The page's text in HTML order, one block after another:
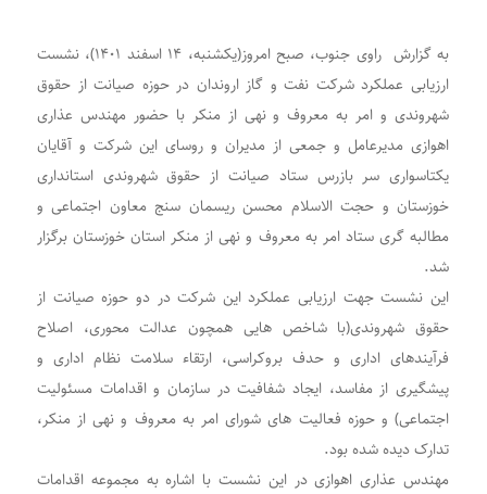
به گزارش راوی جنوب، صبح امروز(یکشنبه، ۱۴ اسفند ۱۴۰۱)، نشست
ارزیابی عملکرد شرکت نفت و گاز اروندان در حوزه صیانت از حقوق
شهروندی و امر به معروف و نهی از منکر با حضور مهندس عذاری
اهوازی مدیرعامل و جمعی از مدیران و روسای این شرکت و آقایان
یکتاسواری سر بازرس ستاد صیانت از حقوق شهروندی استانداری
خوزستان و حجت الاسلام محسن ریسمان سنج معاون اجتماعی و
مطالبه گری ستاد امر به معروف و نهی از منکر استان خوزستان برگزار
شد.
این نشست جهت ارزیابی عملکرد این شرکت در دو حوزه صیانت از
حقوق شهروندی(با شاخص هایی همچون عدالت محوری، اصلاح
فرآیندهای اداری و حدف بروکراسی، ارتقاء سلامت نظام اداری و
پیشگیری از مفاسد، ایجاد شفافیت در سازمان و اقدامات مسئولیت
اجتماعی) و حوزه فعالیت های شورای امر به معروف و نهی از منکر،
تدارک دیده شده بود.
مهندس عذاری اهوازی در این نشست با اشاره به مجموعه اقدامات